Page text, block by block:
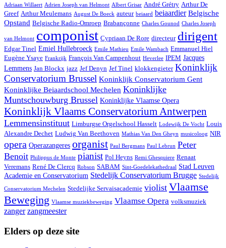
Adriaan Willaert Adrien Joseph van Helmont Albert Grisar André Grétry Arthur De
Greef Arthur Meulemans August De Boeck auteur beiaard beiaardier Belgische
Opstand Belgische Radio-Omroep Brabançonne Charles Gounod Charles Joseph
van Helmont componist Cypriaan De Rore directeur dirigent
Edgar Tinel Emiel Hullebroeck Emile Mathieu Emile Wambach Emmanuel Hiel
Eugène Ysaye Frankrijk François Van Campenhout Heverlee IPEM Jacques
Lemmens Jan Blockx jazz Jef Denyn Jef Tinel klokkengieter Koninklijk
Conservatorium Brussel Koninklijk Conservatorium Gent
Koninklijke Beiaardschool Mechelen Koninklijke
Muntschouwburg Brussel Koninklijke Vlaamse Opera
Koninklijk Vlaams Conservatorium Antwerpen
Lemmensinstituut Limburgse Orgelschool Hasselt Lodewijk De Vocht Louis
Alexandre Dechet Ludwig Van Beethoven Mathias Van Den Gheyn musicoloog NIR
opera Operazangeres organist Paul Bergmans Paul Lebrun Peter
Benoit Philippus de Monte pianist Pol Heyns Remi Ghesquiere Renaat
Veremans René De Clercq Robson SABAM Sint-Goedelekathedraal
Stad Leuven
Academie en Conservatorium Stedelijk Conservatorium Brugge Stedelijk
Conservatorium Mechelen Stedelijke Servaisacademie violist Vlaamse
Beweging Vlaamse muziekbeweging Vlaamse Opera volksmuziek
zanger zangmeester
Elders op deze site